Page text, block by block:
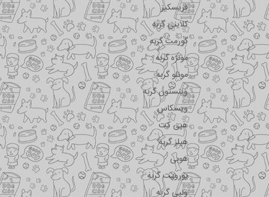
فریسکیز
کلاینی گربه
گورمت گربه
مونژه گربه
مونلو گربه
وینستون گربه
ویسکاس
هپی کت
هیلز گربه
هوبی
یوروپت گربه
ونپی گربه